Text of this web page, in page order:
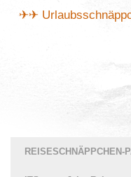
✈✈
REISESCHNÄPPCHEN-